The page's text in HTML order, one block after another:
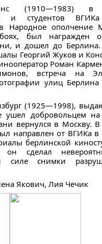
(1910—1983) в
и студентов
Народное ополчение
был награжден
и дошел до
Георгий Жуков и
Роман
встреча на
улиц Берлина
(1925—1998),
ушел добровольцем
вернулся в Москву.
направлен от ВГИКа в
берлинской
он сделал
силе снимки
Якович, Лия Чечик